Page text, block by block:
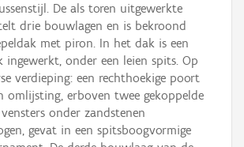
De als toren uitgewerkte
drie bouwlagen en is bekroond
met piron. In het dak is een
ingewerkt, onder een leien spits. Op
verdieping: een rechthoekige poort
omlijsting, erboven twee gekoppelde
onder zandstenen
gevat in een spitsboogvormige